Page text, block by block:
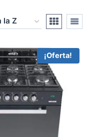
¡Oferta!